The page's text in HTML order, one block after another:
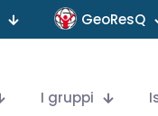
GeoResQ
I gruppi